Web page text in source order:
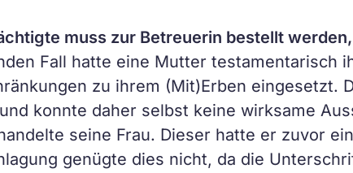
muss zur Betreuerin bestellt
Fall hatte eine Mutter testamentarisch
zu ihrem (Mit)Erben eingesetzt.
konnte daher selbst keine wirksame
seine Frau. Dieser hatte er zuvor
genügte dies nicht, da die